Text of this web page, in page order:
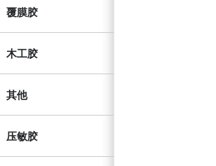
覆膜胶
木工胶
其他
压敏胶